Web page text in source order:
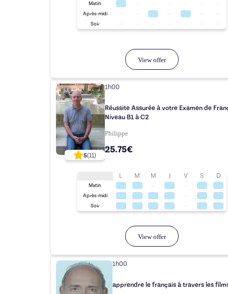
Matin
Après-midi
Soir
View offer
5(11)
1h00
Réussite Assurée à votre Examen de
Niveau B1 à C2
Philippe
25.75€
L M M J V S D
Matin
Après-midi
Soir
View offer
1h00
apprendre le français à travers les